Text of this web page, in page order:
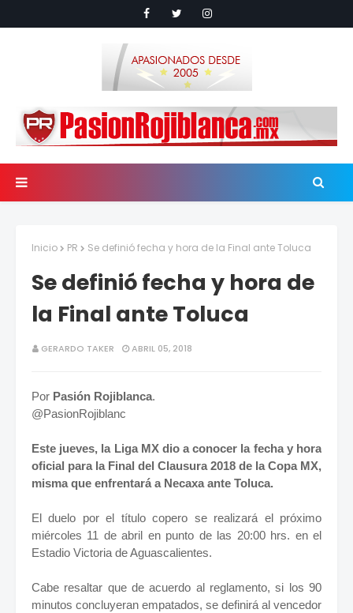
Inicio PR Se definió fecha y hora de la Final ante Toluca
Se definió fecha y hora de
la Final ante Toluca
GERARDO TAKER ABRIL 05, 2018
Por Pasión Rojiblanca.
@PasionRojiblanc
Este jueves, la Liga MX dio a conocer la fecha y hora
oficial para la Final del Clausura 2018 de la Copa MX,
misma que enfrentará a Necaxa ante Toluca.
El duelo por el título copero se realizará el próximo
miércoles 11 de abril en punto de las 20:00 hrs. en el
Estadio Victoria de Aguascalientes.
Cabe resaltar que de acuerdo al reglamento, si los 90
minutos concluyeran empatados, se definirá al vencedor